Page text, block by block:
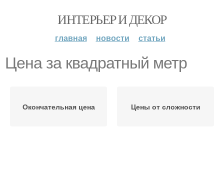
ИНТЕРЬЕР И ДЕКОР
главная новости статьи
Цена за квадратный метр
Окончательная цена Цены от сложности